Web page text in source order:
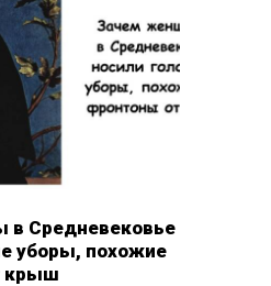
Средневековье
уборы, похожие
крыш